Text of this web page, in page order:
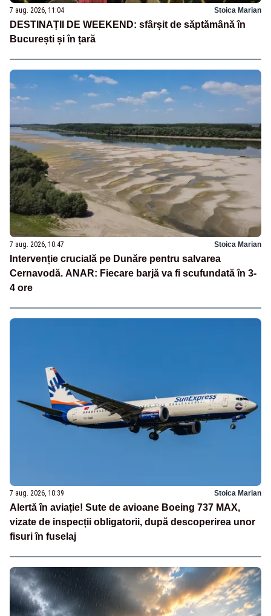
7 aug. 2026, 11:04 Stoica Marian
DESTINAȚII DE WEEKEND: sfârșit de săptămână în
București și în țară
7 aug. 2026, 10:47 Stoica Marian
Intervenție crucială pe Dunăre pentru salvarea
Cernavodă. ANAR: Fiecare barjă va fi scufundată în 3-
4 ore
7 aug. 2026, 10:39 Stoica Marian
Alertă în aviație! Sute de avioane Boeing 737 MAX,
vizate de inspecții obligatorii, după descoperirea unor
fisuri în fuselaj